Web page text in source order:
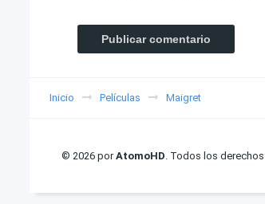
Inicio Películas Maigret
© 2026 porAtomoHD. Todos los